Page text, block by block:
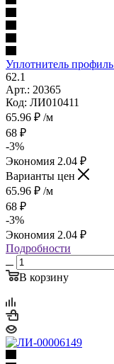
Уплотнитель
62.1
Арт.: 20365
Код: ЛИ010411
65.96 ₽ /м
68 ₽
-3%
Экономия 2.04 ₽
Варианты цен
65.96 ₽ /м
68 ₽
-3%
Экономия 2.04 ₽
Подробности
В корзину